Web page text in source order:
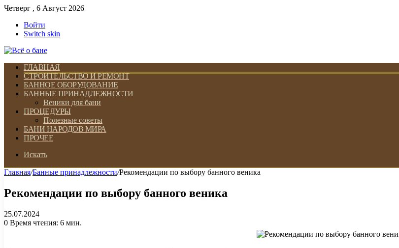
Четверг , 6 Август 2026
Войти
Switch skin
ГЛАВНАЯ
СТРОИТЕЛЬСТВО И РЕМОНТ
БАННОЕ ОБОРУДОВАНИЕ
БАННЫЕ ПРИНАДЛЕЖНОСТИ
Веники для бани
ПРОЦЕДУРЫ
Полезные советы
БАНИ НАРОДОВ МИРА
ПРОЧЕЕ
Искать
Главная/Банные принадлежности/Рекомендации по выбору банного веника
Рекомендации по выбору банного веника
25.07.2024
0 Время чтения: 6 мин.